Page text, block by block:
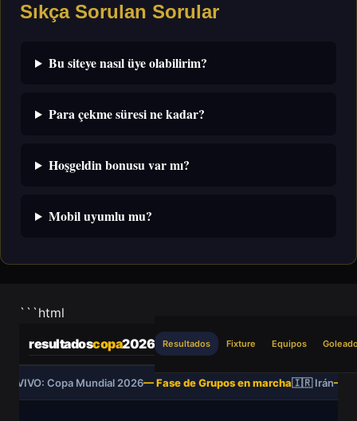
Sıkça Sorulan Sorular
Bu siteye nasıl üye olabilirim?
Para çekme süresi ne kadar?
Hoşgeldin bonusu var mı?
Mobil uyumlu mu?
```html
resultadoscopa2026 Resultados Fixture Equipos
VIVO: Copa Mundial 2026— Fase de Grupos en marcha🇮🇷 Irán—